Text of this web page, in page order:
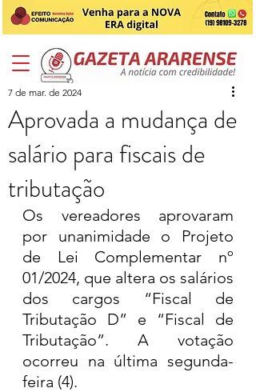
Aprovada a mudança de
salário para fiscais de
tributação
7 de mar. de 2024
Os vereadores aprovaram
por unanimidade o Projeto
de Lei Complementar nº
01/2024, que altera os salários
dos cargos “Fiscal de
Tributação D” e “Fiscal de
Tributação”. A votação
ocorreu na última segunda-
feira (4).